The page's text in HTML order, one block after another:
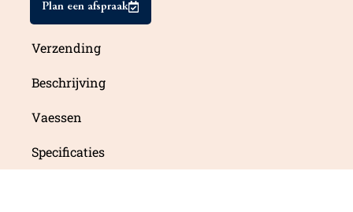
Plan een afspraak
Verzending
Beschrijving
Vaessen
Specificaties